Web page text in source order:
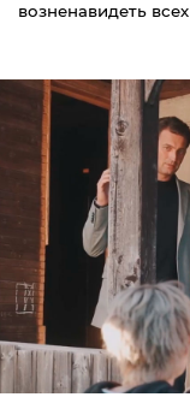
возненавидеть всех